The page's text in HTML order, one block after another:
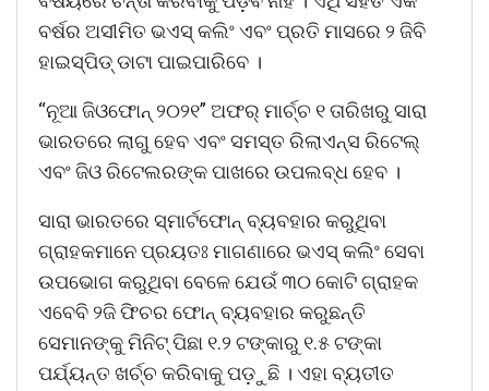
ବର୍ଷର ଅସୀମିତ ଭଏସ୍ କଲିଂ ଏବଂ ପ୍ରତି ମାସରେ ୨ ଜିବି
ହାଇସ୍ପିଡ୍ ଡାଟା ପାଇପାରିବେ ।
“ନୂଆ ଜିଓଫୋନ୍ ୨୦୨୧” ଅଫର୍ ମାର୍ଚ୍ଚ ୧ ତାରିଖରୁ ସାରା
ଭାରତରେ ଲାଗୁ ହେବ ଏବଂ ସମସ୍ତ ରିଲାଏନ୍ସ ରିଟେଲ୍
ଏବଂ ଜିଓ ରିଟେଲରଙ୍କ ପାଖରେ ଉପଲବ୍ଧ ହେବ ।
ସାରା ଭାରତରେ ସ୍ମାର୍ଟଫୋନ୍ ବ୍ୟବହାର କରୁଥିବା
ଗ୍ରାହକମାନେ ପ୍ରୟତଃ ମାଗଣାରେ ଭଏସ୍ କଲିଂ ସେବା
ଉପଭୋଗ କରୁଥିବା ବେଳେ ଯେଉଁ ୩୦ କୋଟି ଗ୍ରାହକ
ଏବେବି ୨ଜି ଫିଚର ଫୋନ୍ ବ୍ୟବହାର କରୁଛନ୍ତି
ସେମାନଙ୍କୁ ମିନିଟ୍ ପିଛା ୧.୨ ଟଙ୍କାରୁ ୧.୫ ଟଙ୍କା
ପର୍ଯ୍ୟନ୍ତ ଖର୍ଚ୍ଚ କରିବାକୁ ପଡ଼ୁଛି । ଏହା ବ୍ୟତୀତ